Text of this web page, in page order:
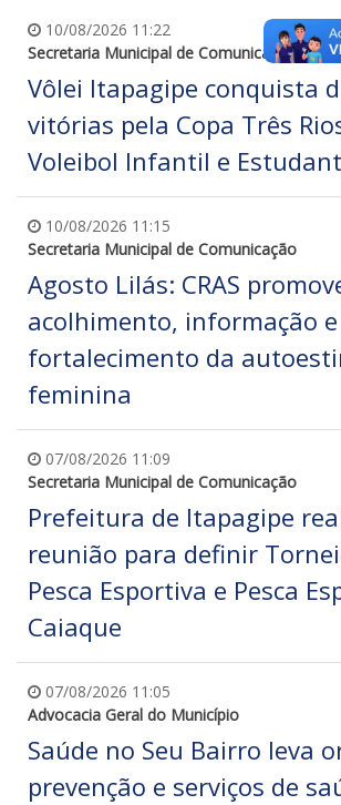
10/08/2026 11:22
Secretaria Municipal de Comunicação
Vôlei Itapagipe conquista
vitórias pela Copa Três
Voleibol Infantil e
10/08/2026 11:15
Secretaria Municipal de Comunicação
Agosto Lilás: CRAS
acolhimento, informação e
fortalecimento da
feminina
07/08/2026 11:09
Secretaria Municipal de Comunicação
Prefeitura de Itapagipe
reunião para definir
Pesca Esportiva e Pesca
Caiaque
07/08/2026 11:05
Advocacia Geral do Município
Saúde no Seu Bairro leva
prevenção e serviços de